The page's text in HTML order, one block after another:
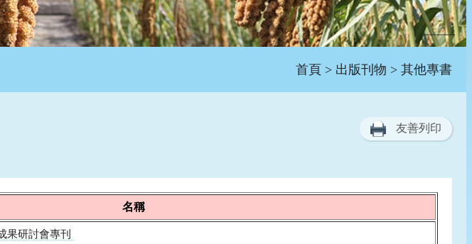
首頁 > 出版刊物 > 其他專書
友善列印
名稱
果研討會專刊